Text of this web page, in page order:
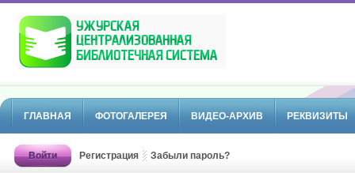
ГЛАВНАЯ ФОТОГАЛЕРЕЯ ВИДЕО-АРХИВ РЕКВИЗИТЫ
Войти Регистрация Забыли пароль?